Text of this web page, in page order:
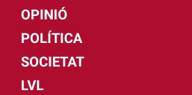
OPINIÓ
POLÍTICA
SOCIETAT
LVL